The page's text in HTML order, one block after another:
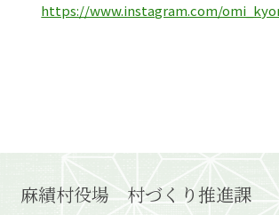
https://www.instagram.com/
麻績村役場 村づくり推進課